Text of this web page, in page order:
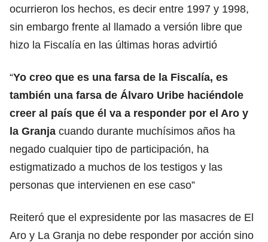
ocurrieron los hechos, es decir entre 1997 y 1998,
sin embargo frente al llamado a versión libre que
hizo la Fiscalía en las últimas horas advirtió
“Yo creo que es una farsa de la Fiscalía, es
también una farsa de Álvaro Uribe haciéndole
creer al país que él va a responder por el Aro y
la Granja cuando durante muchísimos años ha
negado cualquier tipo de participación, ha
estigmatizado a muchos de los testigos y las
personas que intervienen en ese caso”
Reiteró que el expresidente por las masacres de El
Aro y La Granja no debe responder por acción sino